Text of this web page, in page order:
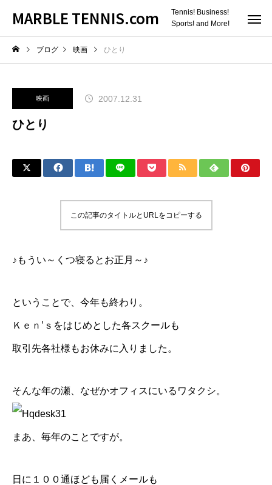
MARBLE TENNIS.com
Tennis! Business!
Sports! and More!
ブログ 映画 ひとり
映画 2007.12.31
ひとり
この記事のタイトルとURLをコピーする
♪もうい～くつ寝るとお正月～♪
ということで、今年も終わり。
Ｋｅｎ’ｓをはじめとした各スクールも
取引先各社様もお休みに入りました。
そんな年の瀬、なぜかオフィスにいるワタクシ。
まあ、毎年のことですが。
日に１００通ほども届くメールも